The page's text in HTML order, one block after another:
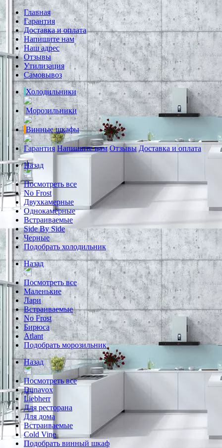
Главная
Гарантия
Доставка и оплата
Напишите нам
Наш адрес
Отзывы
Утилизация
Самовывоз
Холодильники
Морозильники
Винные шкафы
Гарантия Напишите нам Отзывы Доставка и оплата
Назад
Посмотреть все
No Frost
Двухкамерные
Однокамерные
Встраиваемые
Side By Side
Черные
Подобрать холодильник
Назад
Посмотреть все
Маленькие
Лари
Встраиваемые
No Frost
Бирюса
Atlant
Подобрать морозильник
Назад
Посмотреть все
Dunavox
Liebherr
Для ресторана
Для дома
Встраиваемые
Cold Vine
Подобрать винный шкаф